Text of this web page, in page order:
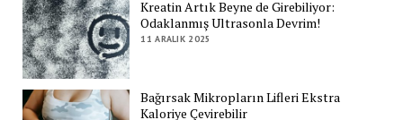
Kreatin Artık Beyne de Girebiliyor:
Odaklanmış Ultrasonla Devrim!
11 ARALIK 2025
Bağırsak Mikropların Lifleri Ekstra
Kaloriye Çevirebilir